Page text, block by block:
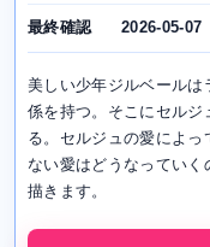
最終確認 2026-05-07
美しい少年ジルベールは
係を持つ。そこにセルジ
る。セルジュの愛によ
ない愛はどうなってい
描きます。